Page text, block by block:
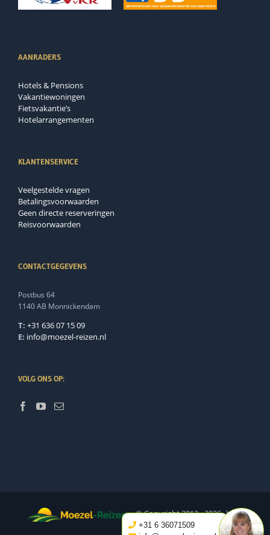
AANRADERS
Hotels & Pensions
Vakantiewoningen
Fietsvakantie’s
Hotelarrangementen
KLANTENSERVICE
Veelgestelde vragen
Betalingsvoorwaarden
Geen directe reserveringen
Reisvoorwaarden
CONTACTGEGEVENS
Postbus 64
1140 AB Monnickendam
T: +31 636 07 15 09
E: info@moezel-reizen.nl
VOLG ONS OP:
© Copyright 2012 -2026 | All
Rights+31 6 36071509